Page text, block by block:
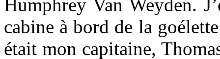
Humphrey Van Weyden.
cabine à bord de la
était mon capitaine,